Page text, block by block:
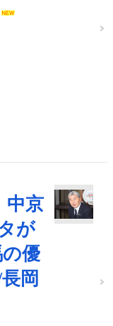
中京
が
優
岡